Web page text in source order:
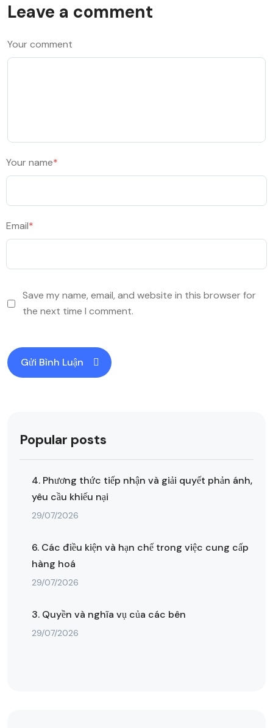
Leave a comment
Your comment
Your name*
Email*
Save my name, email, and website in this browser for
the next time I comment.
Popular posts
4. Phương thức tiếp nhận và giải quyết phản ánh,
yêu cầu khiếu nại
29/07/2026
6. Các điều kiện và hạn chế trong việc cung cấp
hàng hoá
29/07/2026
3. Quyền và nghĩa vụ của các bên
29/07/2026